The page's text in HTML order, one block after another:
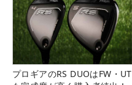
プロギアのRS DUOはFW・UT